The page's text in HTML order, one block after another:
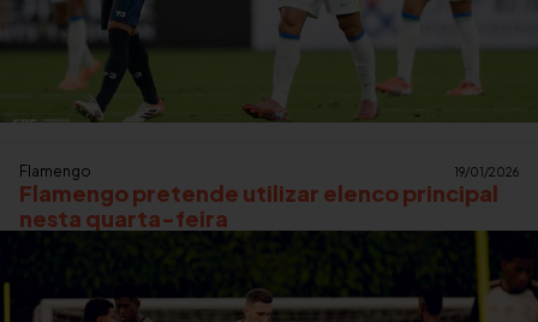
Flamengo 19/01/2026
Flamengo pretende utilizar elenco principal
nesta quarta-feira